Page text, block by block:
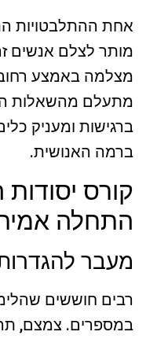
אחת ההתלבטויות
מותר לצלם אנשים
מצלמה באמצע
מתעלם מהשאלות
ברגישות ומעניק
ברמה האנושית.
קורס
התחלה
מעבר
רבים חוששים